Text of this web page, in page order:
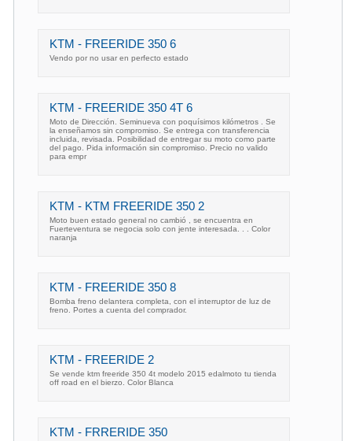
KTM - FREERIDE 350 6
Vendo por no usar en perfecto estado
KTM - FREERIDE 350 4T 6
Moto de Dirección. Seminueva con poquísimos kilómetros . Se
la enseñamos sin compromiso. Se entrega con transferencia
incluida, revisada. Posibilidad de entregar su moto como parte
del pago. Pida información sin compromiso. Precio no valido
para empr
KTM - KTM FREERIDE 350 2
Moto buen estado general no cambió , se encuentra en
Fuerteventura se negocia solo con jente interesada. . . Color
naranja
KTM - FREERIDE 350 8
Bomba freno delantera completa, con el interruptor de luz de
freno. Portes a cuenta del comprador.
KTM - FREERIDE 2
Se vende ktm freeride 350 4t modelo 2015 edalmoto tu tienda
off road en el bierzo. Color Blanca
KTM - FRRERIDE 350